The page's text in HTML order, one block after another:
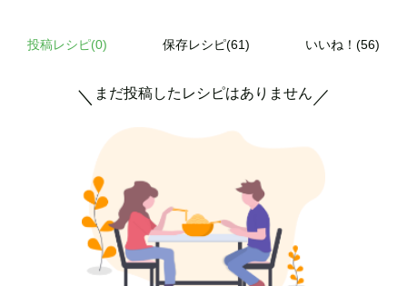
投稿レシピ(0) 保存レシピ(61) いいね！(56)
＼ まだ投稿したレシピはありません ／